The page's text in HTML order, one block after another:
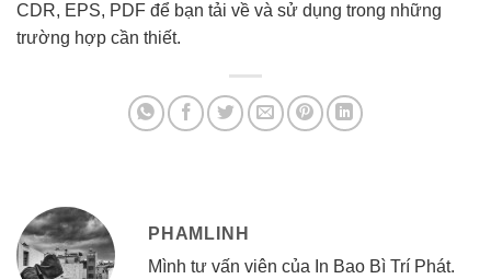
CDR, EPS, PDF để bạn tải về và sử dụng trong những
trường hợp cần thiết.
PHAMLINH
Mình tư vấn viên của In Bao Bì Trí Phát.